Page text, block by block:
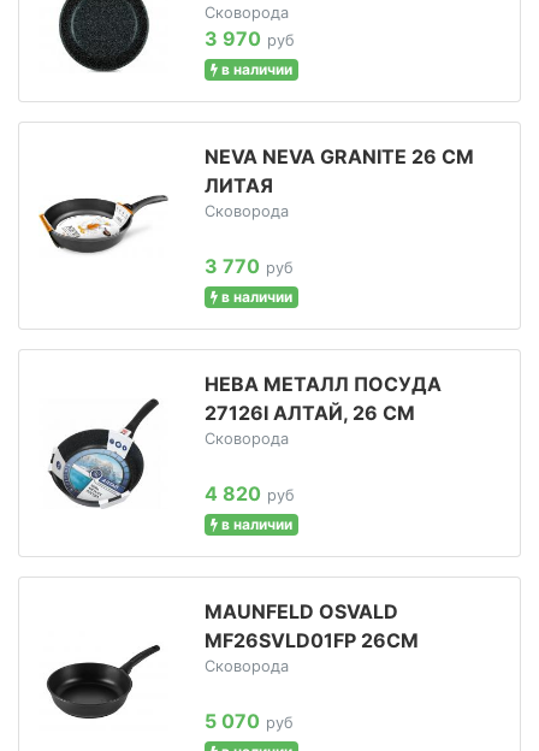
Сковорода
3 970 руб
в наличии
NEVA NEVA GRANITE 26 СМ
ЛИТАЯ
Сковорода
3 770 руб
в наличии
НЕВА МЕТАЛЛ ПОСУДА
27126I АЛТАЙ, 26 СМ
Сковорода
4 820 руб
в наличии
MAUNFELD OSVALD
MF26SVLD01FP 26СМ
Сковорода
5 070 руб